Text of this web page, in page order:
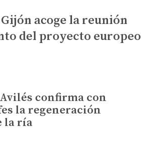
acoge la reunión
del proyecto europeo
confirma con
la regeneración
la ría